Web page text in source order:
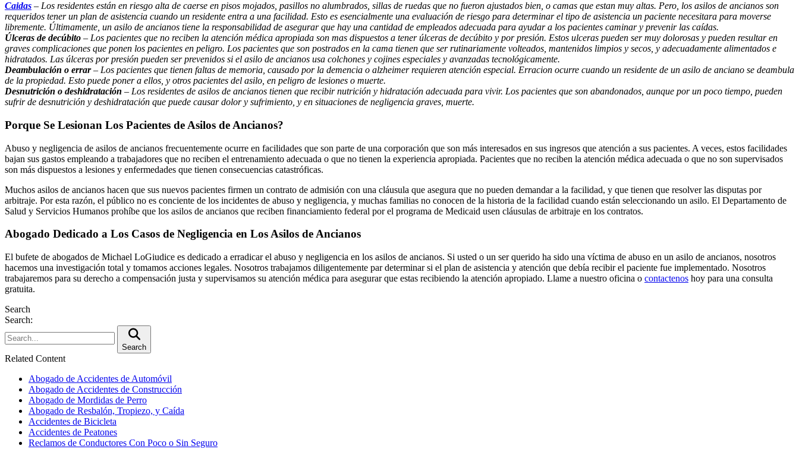
Caidas – Los residentes están en riesgo alta de caerse en pisos mojados, pasillos no alumbrados, sillas de ruedas que no fueron ajustados bien, o camas que estan muy altas. Pero, los asilos de ancianos son
requeridos tener un plan de asistencia cuando un residente entra a una facilidad. Esto es esencialmente una evaluación de riesgo para determinar el tipo de asistencia un paciente necesitara para moverse
libremente. Últimamente, un asilo de ancianos tiene la responsabilidad de asegurar que hay una cantidad de empleados adecuada para ayudar a los pacientes caminar y prevenir las caídas.
Úlceras de decúbito – Los pacientes que no reciben la atención médica apropiada son mas dispuestos a tener úlceras de decúbito y por presión. Estos ulceras pueden ser muy dolorosas y pueden resultar en
graves complicaciones que ponen los pacientes en peligro. Los pacientes que son postrados en la cama tienen que ser rutinariamente volteados, mantenidos limpios y secos, y adecuadamente alimentados e
hidratados. Las úlceras por presión pueden ser prevenidos si el asilo de ancianos usa colchones y cojines especiales y avanzadas tecnológicamente.
Deambulación o errar– Los pacientes que tienen faltas de memoria, causado por la demencia o alzheimer requieren atención especial. Erracion ocurre cuando un residente de un asilo de anciano se deambula
de la propiedad. Esto puede poner a ellos, y otros pacientes del asilo, en peligro de lesiones o muerte.
Desnutrición o deshidratación – Los residentes de asilos de ancianos tienen que recibir nutrición y hidratación adecuada para vivir. Los pacientes que son abandonados, aunque por un poco tiempo, pueden
sufrir de desnutrición y deshidratación que puede causar dolor y sufrimiento, y en situaciones de negligencia graves, muerte.
Porque Se Lesionan Los Pacientes de Asilos de Ancianos?
Abuso y negligencia de asilos de ancianos frecuentemente ocurre en facilidades que son parte de una corporación que son más interesados en sus ingresos que atención a sus pacientes. A veces, estos facilidades
bajan sus gastos empleando a trabajadores que no reciben el entrenamiento adecuada o que no tienen la experiencia apropiada. Pacientes que no reciben la atención médica adecuada o que no son supervisados
son más dispuestos a lesiones y enfermedades que tienen consecuencias catastróficas.
Muchos asilos de ancianos hacen que sus nuevos pacientes firmen un contrato de admisión con una cláusula que asegura que no pueden demandar a la facilidad, y que tienen que resolver las disputas por
arbitraje. Por esta razón, el público no es conciente de los incidentes de abuso y negligencia, y muchas familias no conocen de la historia de la facilidad cuando están seleccionando un asilo. El Departamento de
Salud y Servicios Humanos prohíbe que los asilos de ancianos que reciben financiamiento federal por el programa de Medicaid usen cláusulas de arbitraje en los contratos.
Abogado Dedicado a Los Casos de Negligencia en Los Asilos de Ancianos
El bufete de abogados de Michael LoGiudice es dedicado a erradicar el abuso y negligencia en los asilos de ancianos. Si usted o un ser querido ha sido una víctima de abuso en un asilo de ancianos, nosotros
hacemos una investigación total y tomamos acciones legales. Nosotros trabajamos diligentemente par determinar si el plan de asistencia y atención que debía recibir el paciente fue implementado. Nosotros
trabajaremos para su derecho a compensación justa y supervisamos su atención médica para asegurar que estas recibiendo la atención apropiado. Llame a nuestro oficina o contactenos hoy para una consulta
gratuita.
Search
Search:
Search
Related Content
Abogado de Accidentes de Automóvil
Abogado de Accidentes de Construcción
Abogado de Mordidas de Perro
Abogado de Resbalón, Tropiezo, y Caída
Accidentes de Bicicleta
Accidentes de Peatones
Reclamos de Conductores Con Poco o Sin Seguro